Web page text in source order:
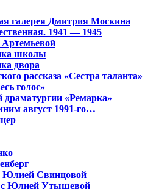
галерея Дмитрия Москина
1941 — 1945
школы
двора
рассказа «Сестра таланта»
голос»
драматургии «Ремарка»
август 1991-го…
Юлией Свинцовой
с Юлией Утышевой